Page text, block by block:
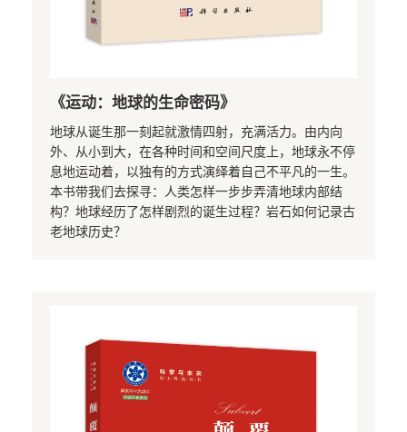
《运动：地球的生命密码》
地球从诞生那一刻起就激情四射，充满活力。由内向
外、从小到大，在各种时间和空间尺度上，地球永不停
息地运动着，以独有的方式演绎着自己不平凡的一生。
本书带我们去探寻：人类怎样一步步弄清地球内部结
构？地球经历了怎样剧烈的诞生过程？岩石如何记录古
老地球历史？